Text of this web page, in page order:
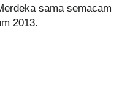
sama semacam
2013.